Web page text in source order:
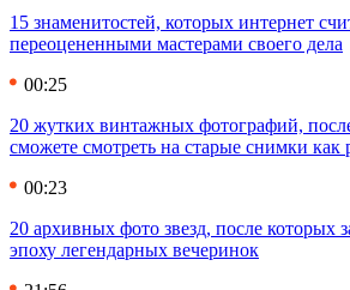
15 знаменитостей, которых интернет
переоцененными мастерами своего дела
00:25
20 жутких винтажных фотографий,
сможете смотреть на старые снимки как
00:23
20 архивных фото звезд, после которых
эпоху легендарных вечеринок